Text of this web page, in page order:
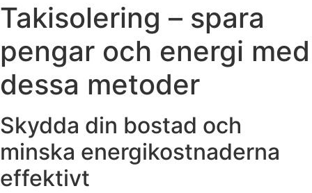
Takisolering – spara
pengar och energi med
dessa metoder
Skydda din bostad och
minska energikostnaderna
effektivt